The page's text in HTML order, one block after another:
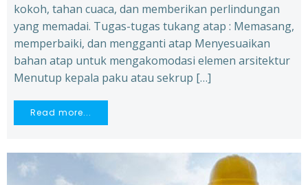
kokoh, tahan cuaca, dan memberikan perlindungan
yang memadai. Tugas-tugas tukang atap : Memasang,
memperbaiki, dan mengganti atap Menyesuaikan
bahan atap untuk mengakomodasi elemen arsitektur
Menutup kepala paku atau sekrup […]
Read more...